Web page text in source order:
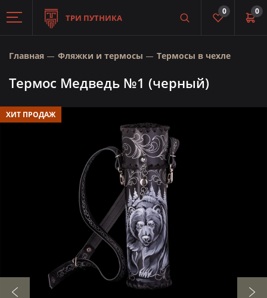
ТРИ ПУТНИКА
0
0
Главная Фляжки и термосы Термосы в чехле
Термос Медведь №1 (черный)
ХИТ ПРОДАЖ